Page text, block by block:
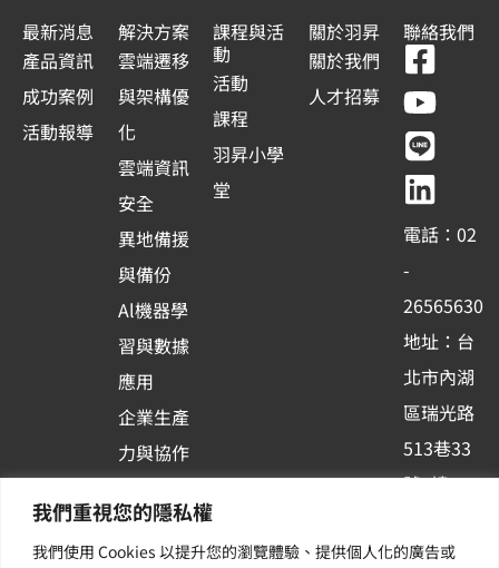
我們重視您的隱私權
我們使用 Cookies 以提升您的瀏覽體驗、提供個人化的廣告或
最新消息
產品資訊
成功案例
活動報導
解決方案
雲端遷移
與架構優
化
雲端資訊
安全
異地備援
與備份
Al機器學
習與數據
應用
企業生產
力與協作
台應用
其他／加
課程與活
動
活動
課程
羽昇小學
堂
關於羽昇
關於我們
人才招募
聯絡我們
F
a
c
e
b
o
o
k
-
s
q
u
a
r
Y
o
u
t
u
b
e
L
i
n
e
L
i
n
k
e
d
i
n
電話：02
-
26565630
地址：台
北市內湖
區瑞光路
513巷33
號6樓
新訊 | 提